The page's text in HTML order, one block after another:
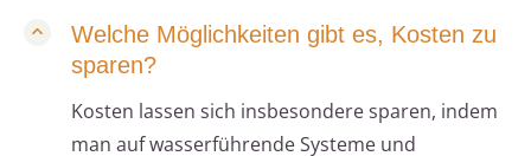
Welche Möglichkeiten gibt es, Kosten zu
sparen?
Kosten lassen sich insbesondere sparen, indem
man auf wasserführende Systeme und